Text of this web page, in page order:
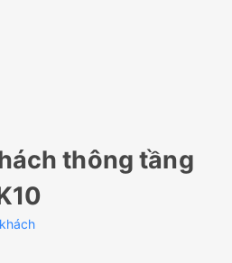
thông tầng